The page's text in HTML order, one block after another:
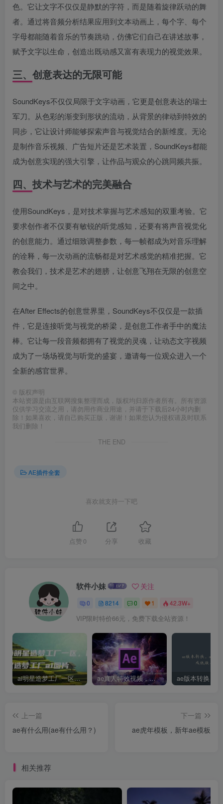
色。它让文字不仅仅是静默的字符，而是随着旋律跃动的舞
者。通过将音频分析结果应用到文本动画上，每个字、每个
字母都能随着音乐的节奏跳动，仿佛它们自己在讲述故事，
赋予文字以生命，创造出既动感又富有表现力的视觉效果。
三、创意表达的无限可能
SoundKeys不仅仅局限于文字动画，它更是创意表达的瑞士
军刀。从色彩的渐变到形状的流动，从背景的律动到特效的
同步，它让设计师能够探索声音与视觉结合的新维度。无论
是制作音乐视频、广告短片还是艺术装置，SoundKeys都能
成为创意实现的强大引擎，让作品与观众的心跳同频共振。
四、技术与艺术的完美融合
使用SoundKeys，是对技术掌握与艺术感知的双重考验。它
要求创作者不仅要有敏锐的听觉感知，还要有将声音视觉化
的创意能力。通过细致调整参数，每一帧都成为对音乐理解
的诠释，每一次动画的流畅都是对艺术感觉的精准把握。它
教会我们，技术是艺术的翅膀，让创意飞翔在无限的创意空
间之中。
在After Effects的创意世界里，SoundKeys不仅仅是一款插
件，它是连接听觉与视觉的桥梁，是创意工作者手中的魔法
棒。它让每一段音频都拥有了视觉的灵魂，让动态文字视频
成为了一场场视觉与听觉的盛宴，邀请每一位观众进入一个
全新的感官世界。
© 版权声明
本站资源是由互联网搜集整理而成，版权均归原作者所有。所有资源
仅供学习交流之用，请勿用作商业用途，并请于下载后24小时内删
除！如果喜欢，请自己购买正版，谢谢！如果您认为侵权请及时联系
我们删除！
THE END
AE插件全套
喜欢就支持一下吧
点赞 0 分享 收藏
软件小妹 关注
0 8214 0 1 42.3W+
VIP限时特价66元，免费下载全站资源！
ai明星造梦工厂一区，明星造梦工厂ai图片 ae真人特效视频，大学生第一次做ppt怎么做
上一篇
ae有什么用(ae有什么用？)
下一篇
ae虎年模板，新年ae模板
相关推荐